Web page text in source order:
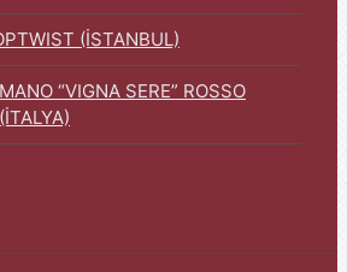
(İSTANBUL)
“VIGNA SERE” ROSSO